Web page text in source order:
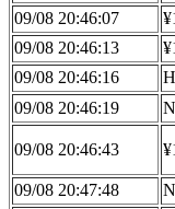
09/08 20:46:07
09/08 20:46:13
09/08 20:46:16
09/08 20:46:19
09/08 20:46:43
09/08 20:47:48